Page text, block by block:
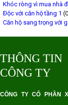
Khóc ròng vì mua nhà
Độc với căn hộ tầng 1
Căn hộ sang trọng với
THÔNG TIN
CÔNG TY
CÔNG TY CỔ PHẦN